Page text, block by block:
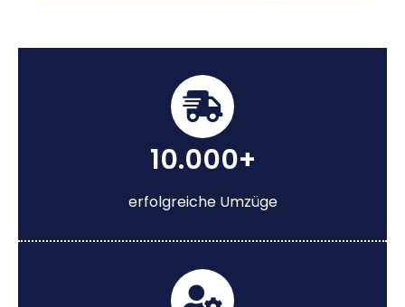
10.000+
erfolgreiche Umzüge